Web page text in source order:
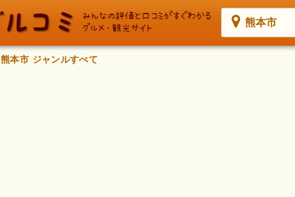
熊本市
熊本市 ジャンルすべて